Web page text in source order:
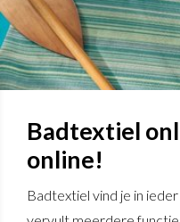
Badtextiel
online!
Badtextiel vind je in